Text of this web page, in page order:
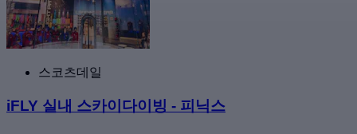
스코츠데일
iFLY 실내 스카이다이빙 - 피닉스